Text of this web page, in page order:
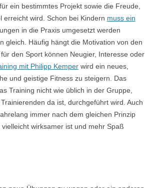
ein bestimmtes Projekt sowie die Freude,
erreicht wird. Schon bei Kindern muss ein
in die Praxis umgesetzt werden
gleich. Häufig hängt die Motivation von den
den Sport können Neugier, Interesse oder
mit Philipp Kemperwird ein neues,
und geistige Fitness zu steigern. Das
Training nicht wie üblich in der Gruppe,
da ist, durchgeführt wird. Auch
immer nach dem gleichen Prinzip
wirksamer ist und mehr Spaß